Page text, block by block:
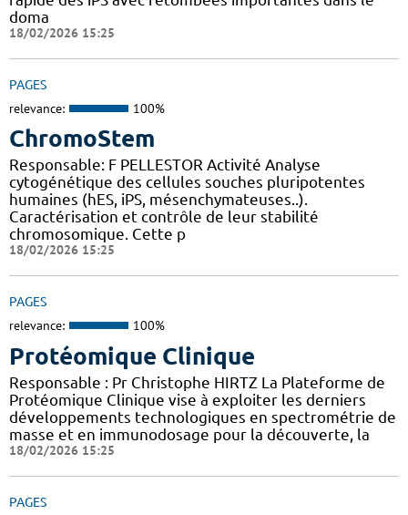
doma
18/02/2026 15:25
PAGES
relevance: 100%
ChromoStem
Responsable: F PELLESTOR Activité Analyse
cytogénétique des cellules souches pluripotentes
humaines (hES, iPS, mésenchymateuses..).
Caractérisation et contrôle de leur stabilité
chromosomique. Cette p
18/02/2026 15:25
PAGES
relevance: 100%
Protéomique Clinique
Responsable : Pr Christophe HIRTZ La Plateforme de
Protéomique Clinique vise à exploiter les derniers
développements technologiques en spectrométrie de
masse et en immunodosage pour la découverte, la
18/02/2026 15:25
PAGES